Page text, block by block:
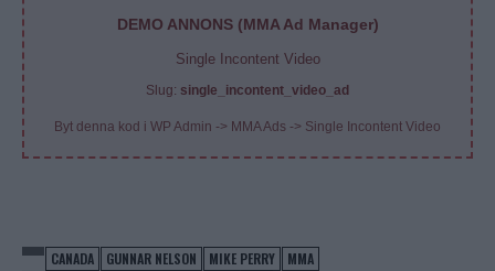
DEMO ANNONS (MMA Ad Manager)
Single Incontent Video
Slug: single_incontent_video_ad
Byt denna kod i WP Admin -> MMA Ads -> Single Incontent Video
CANADA GUNNAR NELSON MIKE PERRY
MMA